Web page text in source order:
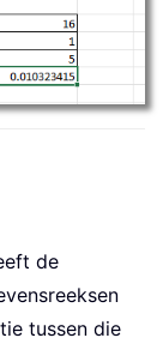
de
tussen die